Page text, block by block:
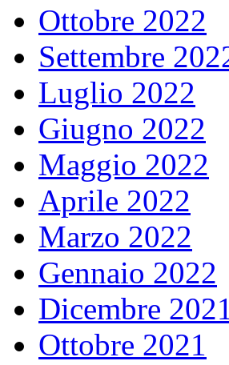
Ottobre 2022
Settembre
Luglio 2022
Giugno 2022
Maggio 2022
Aprile 2022
Marzo 2022
Gennaio 2022
Dicembre 2021
Ottobre 2021